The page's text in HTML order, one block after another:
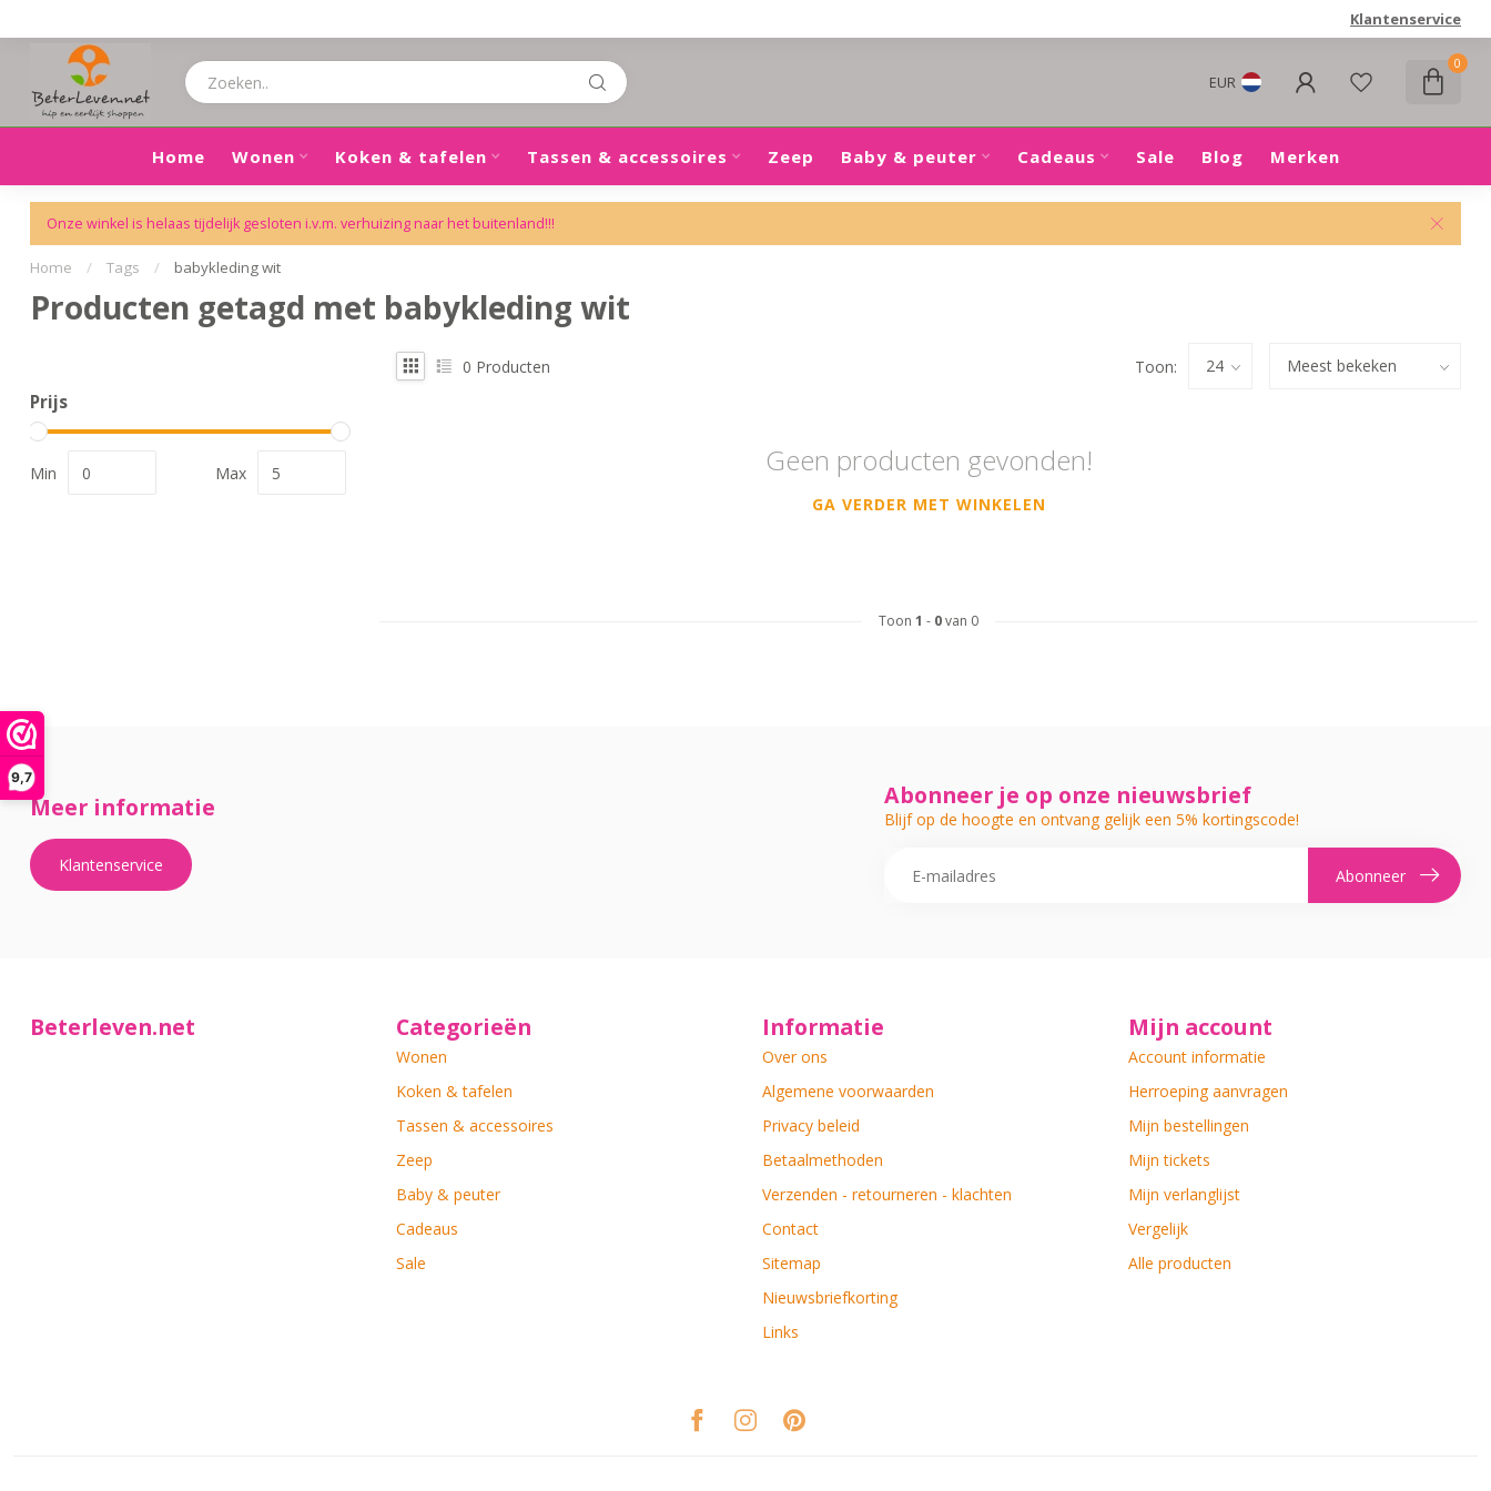
9,7
Klantenservice
EUR
0
Home Wonen Koken & tafelen Tassen & accessoires Zeep Baby & peuter Cadeaus Sale Blog Merken
Onze winkel is helaas tijdelijk gesloten i.v.m. verhuizing naar het buitenland!!!
Home / Tags / babykleding wit
Producten getagd met babykleding wit
Prijs
Min Max
0 Producten Toon:
Geen producten gevonden!
GA VERDER MET WINKELEN
Toon 1 - 0van 0
Meer informatie
Klantenservice
Abonneer je op onze nieuwsbrief
Blijf op de hoogte en ontvang gelijk een 5% kortingscode!
Abonneer
Beterleven.net Categorieën
Wonen
Koken & tafelen
Tassen & accessoires
Zeep
Baby & peuter
Cadeaus
Sale
Informatie
Over ons
Algemene voorwaarden
Privacy beleid
Betaalmethoden
Verzenden - retourneren - klachten
Contact
Sitemap
Nieuwsbriefkorting
Links
Mijn account
Account informatie
Herroeping aanvragen
Mijn bestellingen
Mijn tickets
Mijn verlanglijst
Vergelijk
Alle producten